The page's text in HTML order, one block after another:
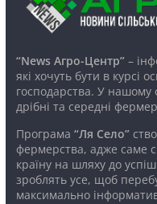
“News Агро-Центр”–
які хочуть бути в курсі
господарства. У нашому
дрібні та середні
Програма “Ля Село”
фермерства, адже саме
країну на шляху до
зроблять усе, щоб
максимально